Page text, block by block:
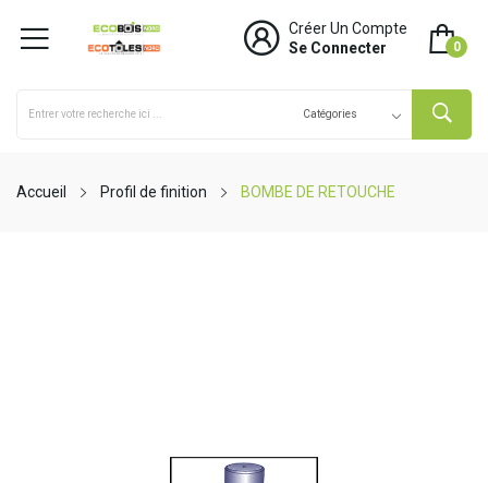
Créer Un Compte
Se Connecter
0
Accueil Profil de finition BOMBE DE RETOUCHE